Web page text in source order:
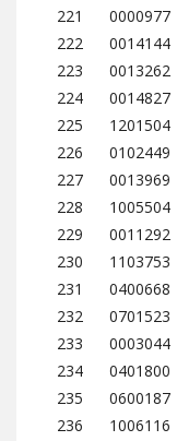
221
0000977
222
0014144
223
0013262
224
0014827
225
1201504
226
0102449
227
0013969
228
1005504
229
0011292
230
1103753
231
0400668
232
0701523
233
0003044
234
0401800
235
0600187
236
1006116